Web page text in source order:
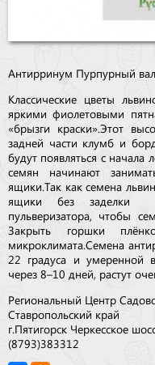
Антирринум Пурпурный
Классические цветы
яркими фиолетовыми
«брызги краски».Этот
задней части клумб и
будут появляться с начала
семян начинают
ящики.Так как семена
ящики без заделки
пульверизатора, чтобы
Закрыть горшки
микроклимата.Семена
22 градуса и умеренной
через 8–10 дней, растут
Региональный Центр
Ставропольский край
г.Пятигорск Черкесское
(8793)383312